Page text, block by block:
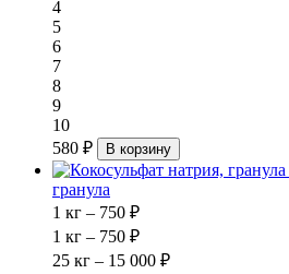
4
5
6
7
8
9
10
580 ₽
В корзину
гранула
1 кг – 750 ₽
1 кг – 750 ₽
25 кг – 15 000 ₽